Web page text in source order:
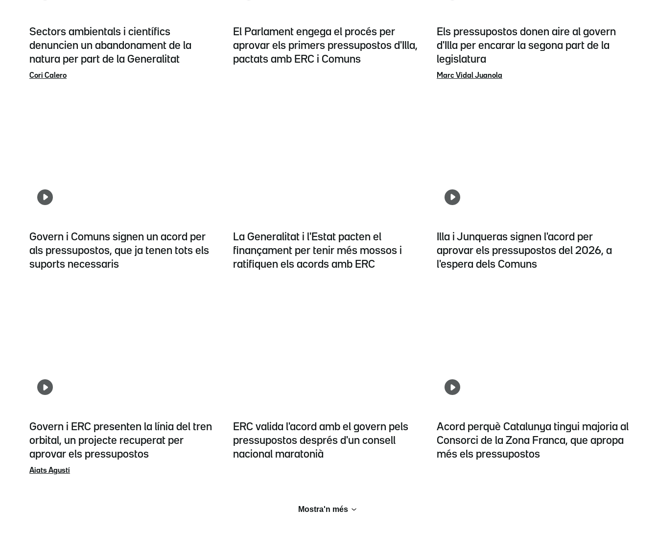
Sectors ambientals i científics
denuncien un abandonament de la
natura per part de la Generalitat
Cori Calero
El Parlament engega el procés per
aprovar els primers pressupostos d'Illa,
pactats amb ERC i Comuns
Els pressupostos donen aire al govern
d'Illa per encarar la segona part de la
legislatura
Marc Vidal Juanola
Govern i Comuns signen un acord per
als pressupostos, que ja tenen tots els
suports necessaris
La Generalitat i l'Estat pacten el
finançament per tenir més mossos i
ratifiquen els acords amb ERC
Illa i Junqueras signen l'acord per
aprovar els pressupostos del 2026, a
l'espera dels Comuns
Govern i ERC presenten la línia del tren
orbital, un projecte recuperat per
aprovar els pressupostos
Aiats Agustí
ERC valida l'acord amb el govern pels
pressupostos després d'un consell
nacional maratonià
Acord perquè Catalunya tingui majoria al
Consorci de la Zona Franca, que apropa
més els pressupostos
Mostra'n més